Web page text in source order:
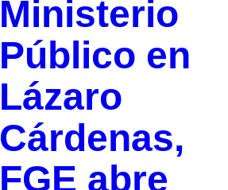
Ministerio
Público en
Lázaro
Cárdenas,
FGE abre